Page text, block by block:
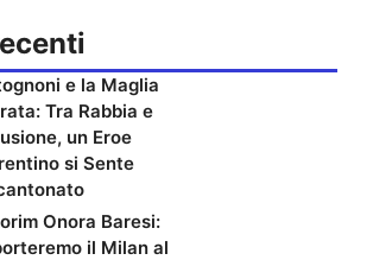
e la Maglia
Tra Rabbia e
un Eroe
si Sente
Onora Baresi:
il Milan al